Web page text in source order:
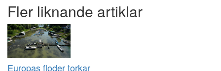
Fler liknande artiklar
Europas floder torkar